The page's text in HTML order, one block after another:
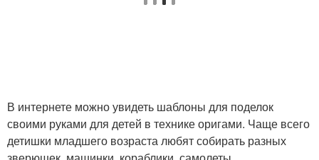
В интернете можно увидеть шаблоны для поделок
своими руками для детей в технике оригами. Чаще всего
детишки младшего возраста любят собирать разных